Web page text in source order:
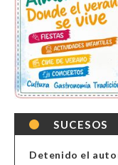
SUCESOS